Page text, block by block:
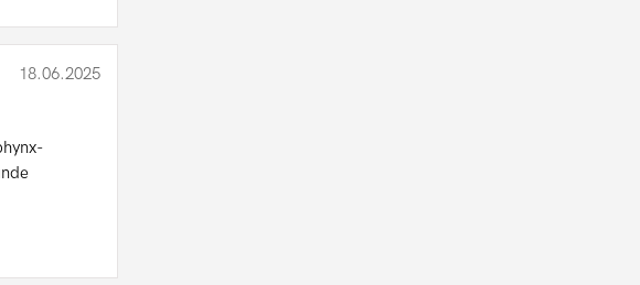
18.06.2025